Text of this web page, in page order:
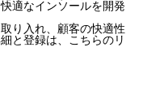
適なインソールを開発
り入れ、顧客の快適性
と登録は、こちらのリ